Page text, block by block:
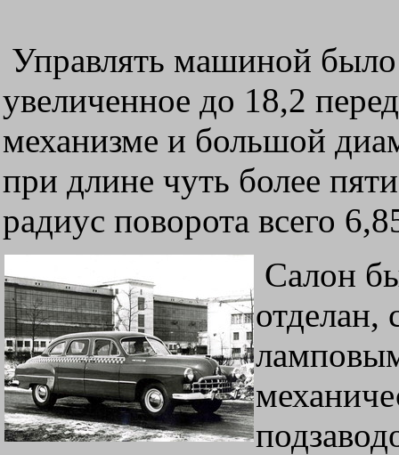
Управлять машиной
увеличенное до 18,2
механизме и большой
при длине чуть более
радиус поворота всего
Салон
отделан,